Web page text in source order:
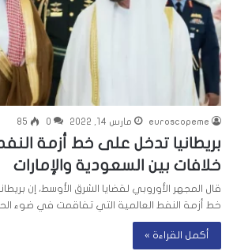
euroscopeme مارس 14, 2022 0
85
بريطانيا تدخل على خط أزمة
خلافات بين السعودية والإمارات
قال المجهر الأوروبي لقضايا الشرق الأوسط، إن
خط أزمة النفط العالمية التي تفاقمت في ضوء
أكمل القراءة »